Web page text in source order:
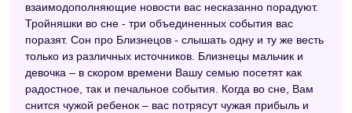
взаимодополняющие новости вас несказанно порадуют.
Тройняшки во сне - три объединенных события вас
поразят. Сон про Близнецов - слышать одну и ту же весть
только из различных источников. Близнецы мальчик и
девочка – в скором времени Вашу семью посетят как
радостное, так и печальное события. Когда во сне, Вам
снится чужой ребенок – вас потрясут чужая прибыль и